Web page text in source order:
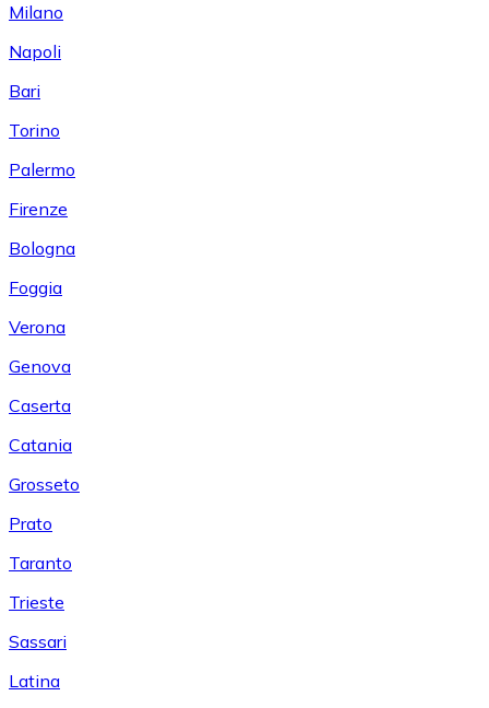
Milano
Napoli
Bari
Torino
Palermo
Firenze
Bologna
Foggia
Verona
Genova
Caserta
Catania
Grosseto
Prato
Taranto
Trieste
Sassari
Latina